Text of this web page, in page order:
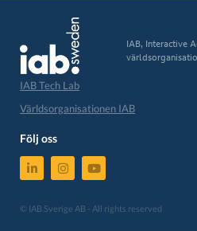
IAB, Interactive
IAB Tech Lab
Världsorganisationen IAB
Följ oss
© IAB Sverige AB - All rights reserved